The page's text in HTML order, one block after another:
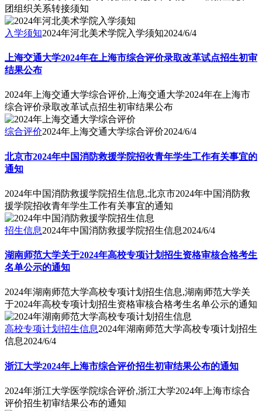
团组织关系转接须知
入学须知2024年河北美术学院入学须知2024/6/4
上海交通大学2024年在上海市综合评价录取改革试点招生初审
结果公布
2024年上海交通大学综合评价,上海交通大学2024年在上海市
综合评价录取改革试点招生初审结果公布
综合评价2024年上海交通大学综合评价2024/6/4
北京市2024年中国消防救援学院招收青年学生工作有关事宜的
通知
2024年中国消防救援学院招生信息,北京市2024年中国消防救
援学院招收青年学生工作有关事宜的通知
招生信息2024年中国消防救援学院招生信息2024/6/4
湖南师范大学关于2024年高校专项计划招生资格审核合格考生
名单公示的通知
2024年湖南师范大学高校专项计划招生信息,湖南师范大学关
于2024年高校专项计划招生资格审核合格考生名单公示的通知
高校专项计划招生信息2024年湖南师范大学高校专项计划招生
信息2024/6/4
浙江大学2024年上海市综合评价招生初审结果公布的通知
2024年浙江大学医学院综合评价,浙江大学2024年上海市综合
评价招生初审结果公布的通知